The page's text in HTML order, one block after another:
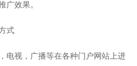
广效果。
式
电视，广播等在各种门户网站上进